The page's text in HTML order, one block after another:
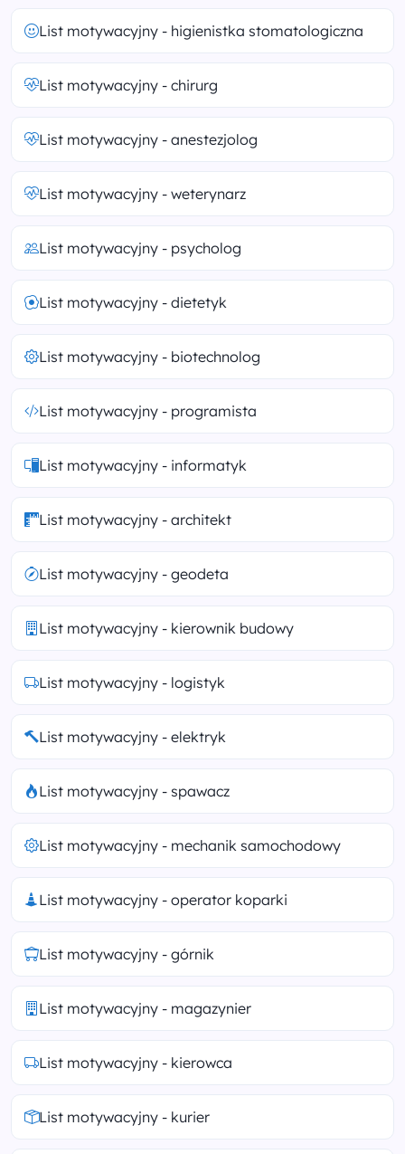
List motywacyjny - higienistka stomatologiczna
List motywacyjny - chirurg
List motywacyjny - anestezjolog
List motywacyjny - weterynarz
List motywacyjny - psycholog
List motywacyjny - dietetyk
List motywacyjny - biotechnolog
List motywacyjny - programista
List motywacyjny - informatyk
List motywacyjny - architekt
List motywacyjny - geodeta
List motywacyjny - kierownik budowy
List motywacyjny - logistyk
List motywacyjny - elektryk
List motywacyjny - spawacz
List motywacyjny - mechanik samochodowy
List motywacyjny - operator koparki
List motywacyjny - górnik
List motywacyjny - magazynier
List motywacyjny - kierowca
List motywacyjny - kurier